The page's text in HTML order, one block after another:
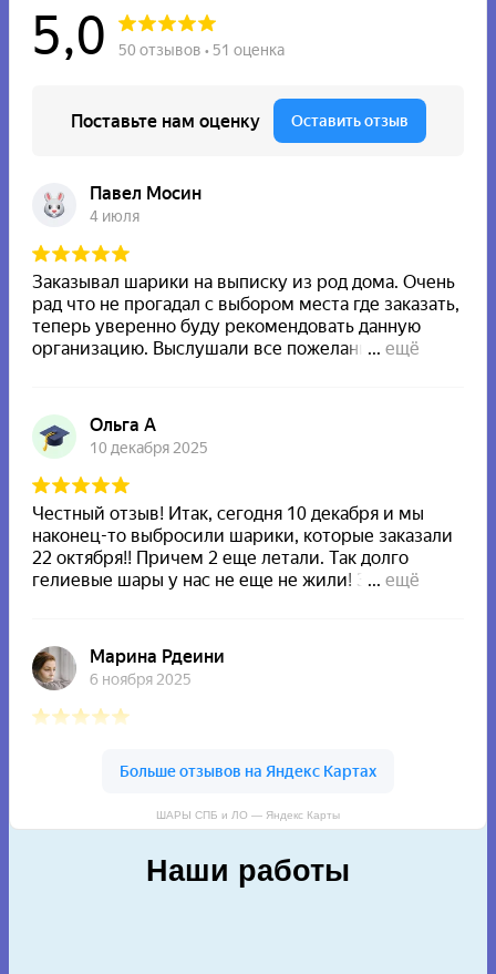
ШАРЫ СПБ и ЛО — Яндекс Карты
Наши работы